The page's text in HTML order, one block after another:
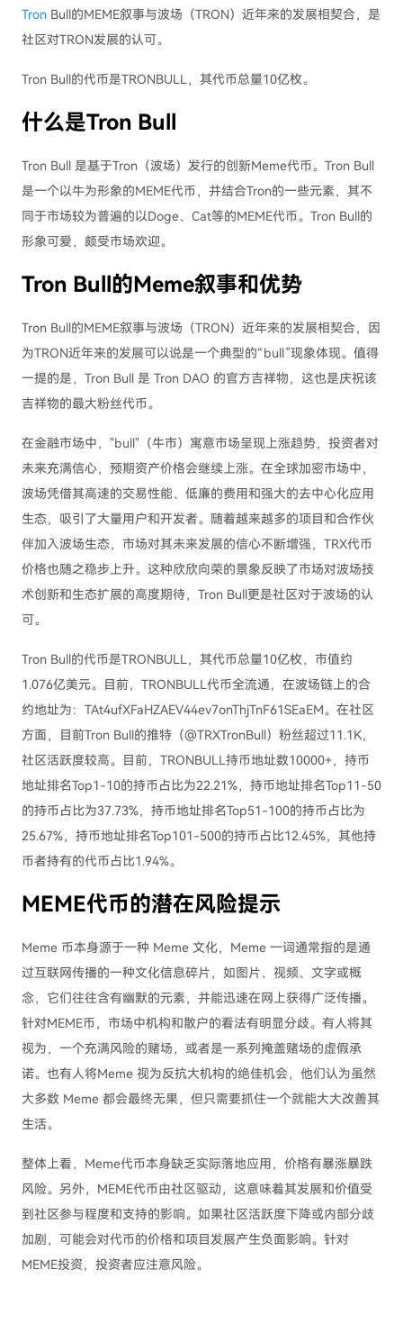
Tron Bull的MEME叙事与波场（TRON）近年来的发展相契合，是
社区对TRON发展的认可。
Tron Bull的代币是TRONBULL，其代币总量10亿枚。
什么是Tron Bull
Tron Bull 是基于Tron（波场）发行的创新Meme代币。Tron Bull
是一个以牛为形象的MEME代币，并结合Tron的一些元素，其不
同于市场较为普遍的以Doge、Cat等的MEME代币。Tron Bull的
形象可爱，颇受市场欢迎。
Tron Bull的Meme叙事和优势
Tron Bull的MEME叙事与波场（TRON）近年来的发展相契合，因
为TRON近年来的发展可以说是一个典型的“bull”现象体现。值得
一提的是，Tron Bull 是 Tron DAO 的官方吉祥物，这也是庆祝该
吉祥物的最大粉丝代币。
在金融市场中，"bull"（牛市）寓意市场呈现上涨趋势，投资者对
未来充满信心，预期资产价格会继续上涨。在全球加密市场中，
波场凭借其高速的交易性能、低廉的费用和强大的去中心化应用
生态，吸引了大量用户和开发者。随着越来越多的项目和合作伙
伴加入波场生态，市场对其未来发展的信心不断增强，TRX代币
价格也随之稳步上升。这种欣欣向荣的景象反映了市场对波场技
术创新和生态扩展的高度期待，Tron Bull更是社区对于波场的认
可。
Tron Bull的代币是TRONBULL，其代币总量10亿枚，市值约
1.076亿美元。目前，TRONBULL代币全流通，在波场链上的合
约地址为：TAt4ufXFaHZAEV44ev7onThjTnF61SEaEM。在社区
方面，目前Tron Bull的推特（@TRXTronBull）粉丝超过11.1K，
社区活跃度较高。目前，TRONBULL持币地址数10000+，持币
地址排名Top1-10的持币占比为22.21%，持币地址排名Top11-50
的持币占比为37.73%，持币地址排名Top51-100的持币占比为
25.67%，持币地址排名Top101-500的持币占比12.45%，其他持
币者持有的代币占比1.94%。
MEME代币的潜在风险提示
Meme 币本身源于一种 Meme 文化，Meme 一词通常指的是通
过互联网传播的一种文化信息碎片，如图片、视频、文字或概
念，它们往往含有幽默的元素，并能迅速在网上获得广泛传播。
针对MEME币，市场中机构和散户的看法有明显分歧。有人将其
视为，一个充满风险的赌场，或者是一系列掩盖赌场的虚假承
诺。也有人将Meme 视为反抗大机构的绝佳机会，他们认为虽然
大多数 Meme 都会最终无果，但只需要抓住一个就能大大改善其
生活。
整体上看，Meme代币本身缺乏实际落地应用，价格有暴涨暴跌
风险。另外，MEME代币由社区驱动，这意味着其发展和价值受
到社区参与程度和支持的影响。如果社区活跃度下降或内部分歧
加剧，可能会对代币的价格和项目发展产生负面影响。针对
MEME投资，投资者应注意风险。